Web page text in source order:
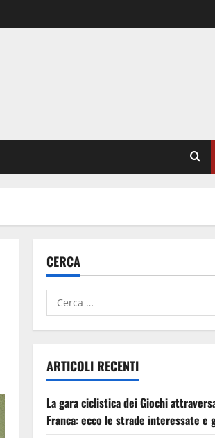
CERCA
ARTICOLI RECENTI
La gara ciclistica dei Giochi
Franca: ecco le strade interessate e